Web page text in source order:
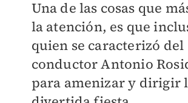
Una de las cosas que
la atención, es que
quien se caracterizó del
conductor Antonio
para amenizar y dirigir